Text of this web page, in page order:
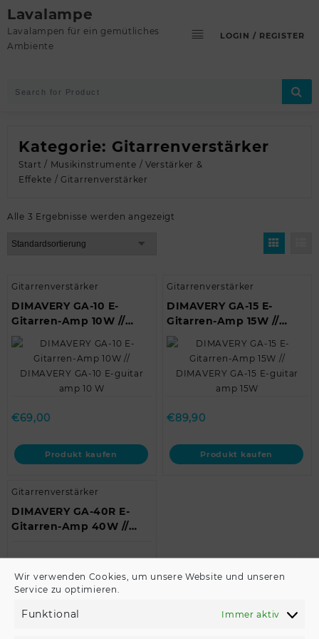
Wir verwenden Cookies, um unsere Website und unseren
Service zu optimieren.
Funktional Immer aktiv
Skip
to
content
Lavalampe
Lavalampen für ein gemütliches
Ambiente
LOGIN / REGISTER
Kategorie: Gitarrenverstärker
Start / Musikinstrumente / Verstärker &
Effekte / Gitarrenverstärker
Alle 3 Ergebnisse werden angezeigt
Gitarrenverstärker
DIMAVERY GA-10 E-
Gitarren-Amp 10W //
DIMAVERY GA-10 E-
guitar amp 10 W
€69,00
Produkt kaufen
Gitarrenverstärker
DIMAVERY GA-15 E-
Gitarren-Amp 15W //
DIMAVERY GA-15 E-guitar
amp 15W
€89,90
Produkt kaufen
Gitarrenverstärker
DIMAVERY GA-40R E-
Gitarren-Amp 40W //
guitar amp 40W